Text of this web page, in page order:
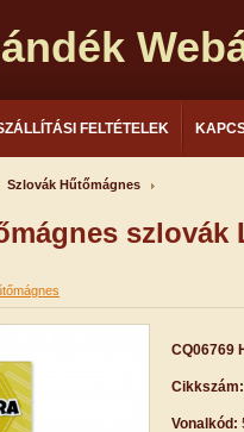
FELTÉTELEK
Szlovák Hűtőmágnes
CQ06769
Cikkszám:
Vonalkód: